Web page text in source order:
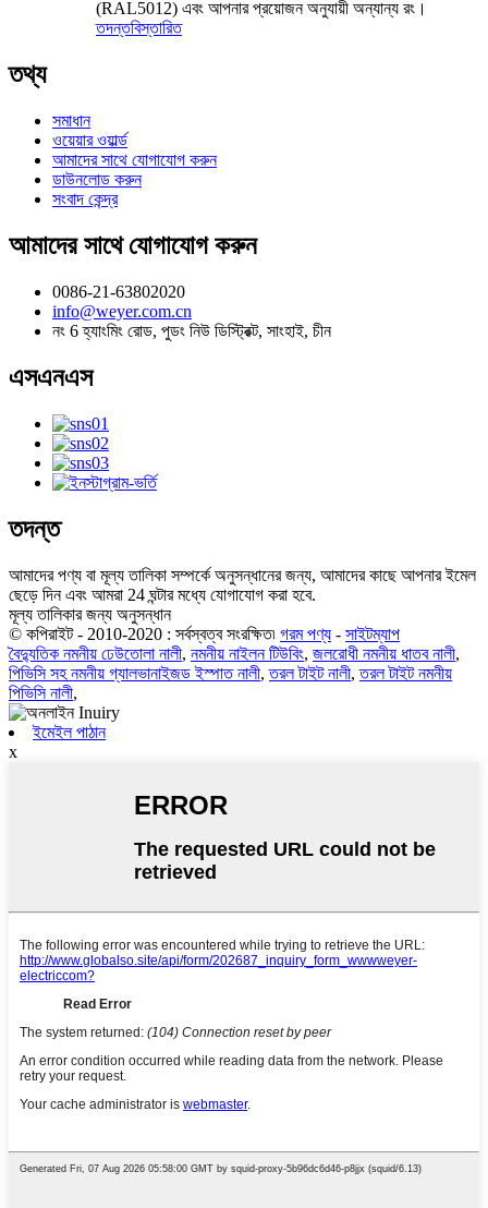
(RAL5012) এবং আপনার প্রয়োজন অনুযায়ী অন্যান্য রং।
তদন্তবিস্তারিত
তথ্য
সমাধান
ওয়েয়ার ওয়ার্ল্ড
আমাদের সাথে যোগাযোগ করুন
ডাউনলোড করুন
সংবাদ কেন্দ্র
আমাদের সাথে যোগাযোগ করুন
0086-21-63802020
info@weyer.com.cn
নং 6 হ্যাংমিং রোড, পুডং নিউ ডিস্ট্রিক্ট, সাংহাই, চীন
এসএনএস
তদন্ত
আমাদের পণ্য বা মূল্য তালিকা সম্পর্কে অনুসন্ধানের জন্য, আমাদের কাছে আপনার ইমেল
ছেড়ে দিন এবং আমরা 24 ঘন্টার মধ্যে যোগাযোগ করা হবে.
মূল্য তালিকার জন্য অনুসন্ধান
© কপিরাইট - 2010-2020 : সর্বস্বত্ব সংরক্ষিত৷ গরম পণ্য - সাইটম্যাপ
বৈদ্যুতিক নমনীয় ঢেউতোলা নালী, নমনীয় নাইলন টিউবিং, জলরোধী নমনীয় ধাতব নালী,
পিভিসি সহ নমনীয় গ্যালভানাইজড ইস্পাত নালী,তরল টাইট নালী,তরল টাইট নমনীয়
পিভিসি নালী,
ইমেইল পাঠান
x